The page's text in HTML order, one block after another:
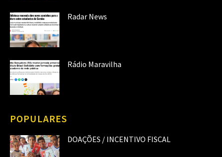
Radar News
Rádio Maravilha
POPULARES
DOAÇÕES / INCENTIVO FISCAL